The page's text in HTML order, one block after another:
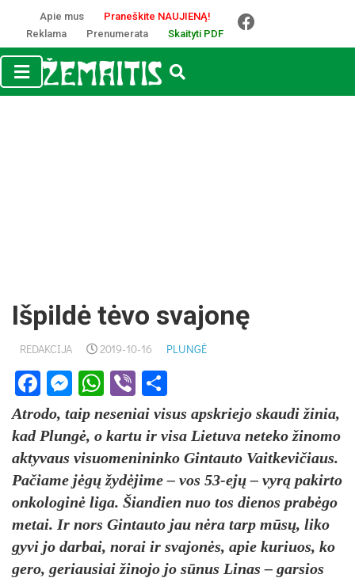
Apie mus
Praneškite NAUJIENĄ!
Reklama
Prenumerata Skaityti PDF
Išpildė tėvo svajonę
REDAKCIJA 2019-10-16 PLUNGĖ
Facebook
Messenger
WhatsApp
Viber
At­ro­do, taip ne­se­niai vi­sus ap­skrie­jo skau­di ži­nia,
kad Plun­gė, o kar­tu ir vi­sa Lie­tu­va ne­te­ko ži­no­mo
ak­ty­vaus vi­suo­me­ni­nin­ko Gin­tau­to Vait­ke­vi­čiaus.
Pa­čia­me jė­gų žy­dė­ji­me – vos 53-ejų – vy­rą pa­kir­to
on­ko­lo­gi­nė li­ga. Šian­dien nuo tos die­nos pra­bė­go
me­tai. Ir nors Gin­tau­to jau nė­ra tarp mū­sų, li­ko
gy­vi jo dar­bai, no­rai ir sva­jo­nės, apie ku­riuos, ko
ge­ro, ge­riau­siai ži­no­jo jo sū­nus Li­nas – gar­sios